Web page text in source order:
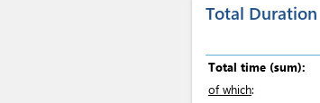
Total Duration
Total time (sum):
of which: